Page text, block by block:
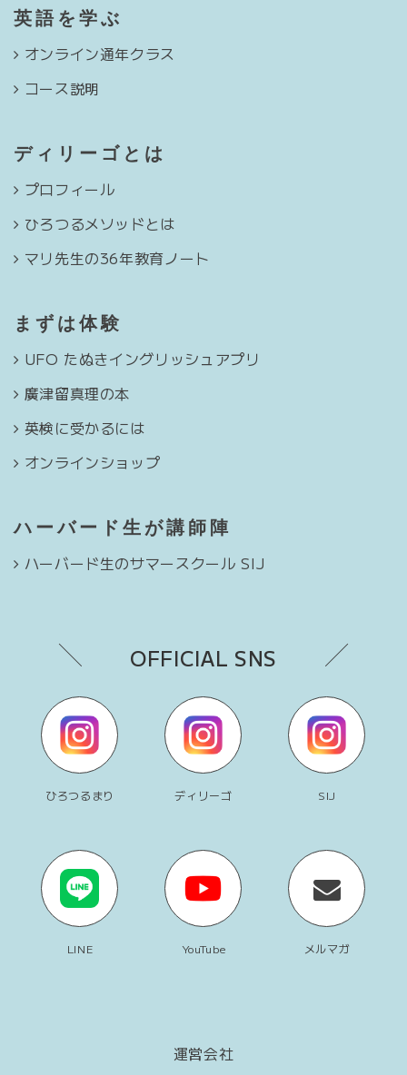
英語を学ぶ
オンライン通年クラス
コース説明
ディリーゴとは
プロフィール
ひろつるメソッドとは
マリ先生の36年教育ノート
まずは体験
UFO たぬきイングリッシュアプリ
廣津留真理の本
英検に受かるには
オンラインショップ
ハーバード生が講師陣
ハーバード生のサマースクール SIJ
OFFICIAL SNS
ひろつるまり ディリーゴ SIJ
LINE YouTube メルマガ
運営会社